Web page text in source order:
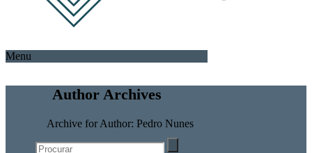
Menu
Author Archives
Archive for Author: Pedro Nunes